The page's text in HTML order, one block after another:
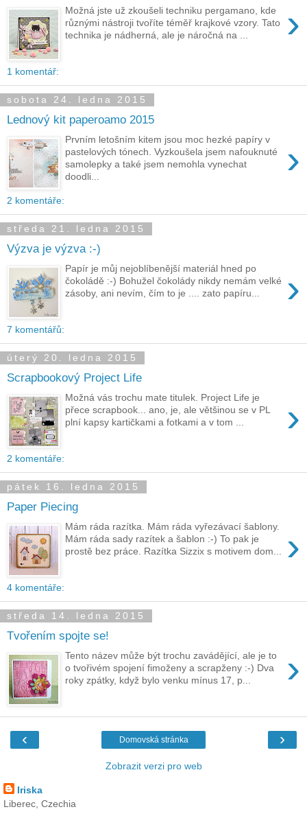
›
Možná jste už zkoušeli techniku pergamano, kde
různými nástroji tvoříte téměř krajkové vzory. Tato
technika je nádherná, ale je náročná na ...
1 komentář:
sobota 24. ledna 2015
Lednový kit paperoamo 2015
›
Prvním letošním kitem jsou moc hezké papíry v
pastelových tónech. Vyzkoušela jsem nafouknuté
samolepky a také jsem nemohla vynechat
doodli...
2 komentáře:
středa 21. ledna 2015
Výzva je výzva :-)
›
Papír je můj nejoblíbenější materiál hned po
čokoládě :-) Bohužel čokolády nikdy nemám velké
zásoby, ani nevím, čím to je .... zato papíru...
7 komentářů:
úterý 20. ledna 2015
Scrapbookový Project Life
›
Možná vás trochu mate titulek. Project Life je
přece scrapbook... ano, je, ale většinou se v PL
plní kapsy kartičkami a fotkami a v tom ...
2 komentáře:
pátek 16. ledna 2015
Paper Piecing
›
Mám ráda razítka. Mám ráda vyřezávací šablony.
Mám ráda sady razítek a šablon :-) To pak je
prostě bez práce. Razítka Sizzix s motivem dom...
4 komentáře:
středa 14. ledna 2015
Tvořením spojte se!
›
Tento název může být trochu zavádějící, ale je to
o tvořivém spojení fimoženy a scrapženy :-) Dva
roky zpátky, když bylo venku mínus 17, p...
‹ ›
Domovská stránka
Zobrazit verzi pro web
Iriska
Liberec, Czechia